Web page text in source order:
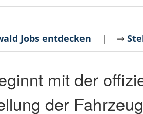
Jobs entdecken | ⇒
mit der
der